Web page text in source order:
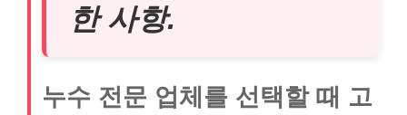
한 사항.
누수 전문 업체를 선택할 때 고